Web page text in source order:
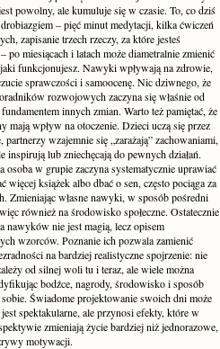
powolny, ale kumuluje się w czasie. To, co dziś
– pięć minut medytacji, kilka ćwiczeń
zapisanie trzech rzeczy, za które jesteś
po miesiącach i latach może diametralnie zmienić
funkcjonujesz. Nawyki wpływają na zdrowie,
sprawczości i samoocenę. Nic dziwnego, że
rozwojowych zaczyna się właśnie od
innych zmian. Warto też pamiętać, że
mają wpływ na otoczenie. Dzieci uczą się przez
partnerzy wzajemnie się „zarażają” zachowaniami,
inspirują lub zniechęcają do pewnych działań.
osoba w grupie zaczyna systematycznie uprawiać
więcej książek albo dbać o sen, często pociąga za
Zmieniając własne nawyki, w sposób pośredni
również na środowisko społeczne. Ostatecznie
nawyków nie jest magią, lecz opisem
wzorców. Poznanie ich pozwala zamienić
na bardziej realistyczne spojrzenie: nie
od silnej woli tu i teraz, ale wiele można
bodźce, nagrody, środowisko i sposób
Świadome projektowanie swoich dni może
spektakularne, ale przynosi efekty, które w
zmieniają życie bardziej niż jednorazowe,
motywacji.